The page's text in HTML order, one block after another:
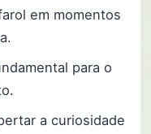
em momentos
para o
a curiosidade